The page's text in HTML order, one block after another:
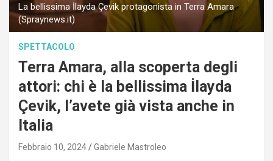
La bellissima İlayda Çevik protagonista in Terra Amara
(Spraynews.it)
SPETTACOLO
Terra Amara, alla scoperta degli
attori: chi è la bellissima İlayda
Çevik, l’avete già vista anche in
Italia
Febbraio 10, 2024 Gabriele Mastroleo